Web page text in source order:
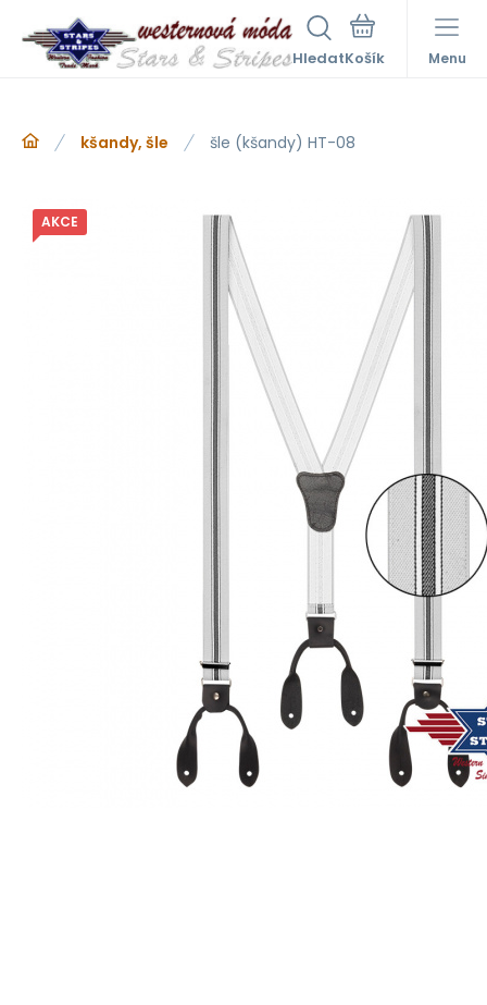
Hledat Menu
kšandy, šle šle (kšandy) HT-08
AKCE